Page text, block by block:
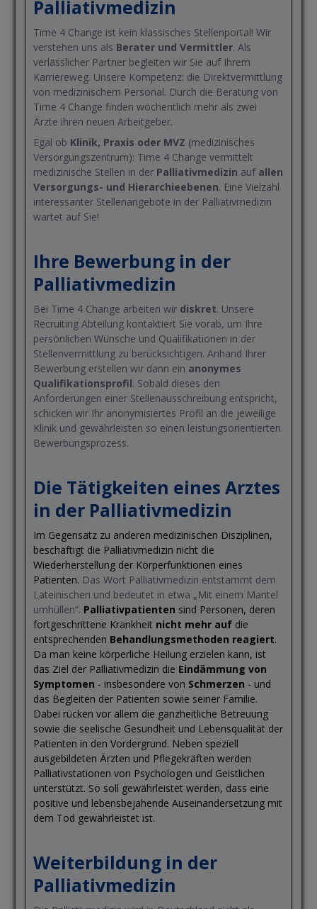
Palliativmedizin
Time 4 Change ist kein klassisches Stellenportal! Wir
verstehen uns als Berater und Vermittler. Als
verlässlicher Partner begleiten wir Sie auf Ihrem
Karriereweg. Unsere Kompetenz: die Direktvermittlung
von medizinischem Personal. Durch die Beratung von
Time 4 Change finden wöchentlich mehr als zwei
Ärzte ihren neuen Arbeitgeber.
Egal ob Klinik, Praxis oder MVZ (medizinisches
Versorgungszentrum): Time 4 Change vermittelt
medizinische Stellen in der Palliativmedizin auf allen
Versorgungs- und Hierarchieebenen. Eine Vielzahl
interessanter Stellenangebote in der Palliativmedizin
wartet auf Sie!
Ihre Bewerbung in der
Palliativmedizin
Bei Time 4 Change arbeiten wir diskret. Unsere
Recruiting Abteilung kontaktiert Sie vorab, um Ihre
persönlichen Wünsche und Qualifikationen in der
Stellenvermittlung zu berücksichtigen. Anhand Ihrer
Bewerbung erstellen wir dann ein anonymes
Qualifikationsprofil. Sobald dieses den
Anforderungen einer Stellenausschreibung entspricht,
schicken wir Ihr anonymisiertes Profil an die jeweilige
Klinik und gewährleisten so einen leistungsorientierten
Bewerbungsprozess.
Die Tätigkeiten eines Arztes
in der Palliativmedizin
Im Gegensatz zu anderen medizinischen Disziplinen,
beschäftigt die Palliativmedizin nicht die
Wiederherstellung der Körperfunktionen eines
Patienten. Das Wort Palliativmedizin entstammt dem
Lateinischen und bedeutet in etwa „Mit einem Mantel
umhüllen“. Palliativpatienten sind Personen, deren
fortgeschrittene Krankheit nicht mehr auf die
entsprechenden Behandlungsmethoden reagiert.
Da man keine körperliche Heilung erzielen kann, ist
das Ziel der Palliativmedizin die Eindämmung von
Symptomen - insbesondere von Schmerzen - und
das Begleiten der Patienten sowie seiner Familie.
Dabei rücken vor allem die ganzheitliche Betreuung
sowie die seelische Gesundheit und Lebensqualität der
Patienten in den Vordergrund. Neben speziell
ausgebildeten Ärzten und Pflegekräften werden
Palliativstationen von Psychologen und Geistlichen
unterstützt. So soll gewährleistet werden, dass eine
positive und lebensbejahende Auseinandersetzung mit
dem Tod gewährleistet ist.
Weiterbildung in der
Palliativmedizin